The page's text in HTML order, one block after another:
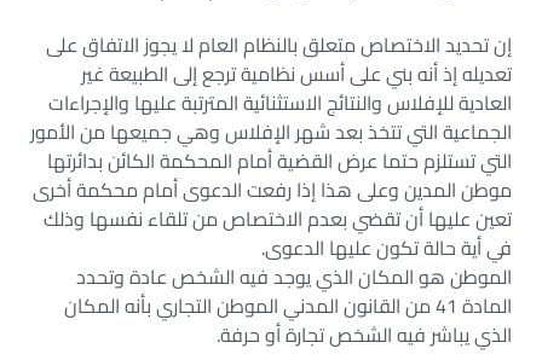
إن تحديد الاختصاص متعلق بالنظام العام لا يجوز الاتفاق على
تعديله إذ أنه بني على أسس نظامية ترجع إلى الطبيعة غير
العادية للإفلاس والنتائج الاستثنائية المترتبة عليها والإجراءات
الجماعية التي تتخذ بعد شهر الإفلاس وهي جميعها من الأمور
التي تستلزم حتما عرض القضية أمام المحكمة الكائن بدائرتها
موطن المدين وعلى هذا إذا رفعت الدعوى أمام محكمة أخرى
تعين عليها أن تقضي بعدم الاختصاص من تلقاء نفسها وذلك
في أية حالة تكون عليها الدعوى.
الموطن هو المكان الذي يوجد فيه الشخص عادة وتحدد
المادة 41 من القانون المدني الموطن التجاري بأنه المكان
الذي يباشر فيه الشخص تجارة أو حرفة.